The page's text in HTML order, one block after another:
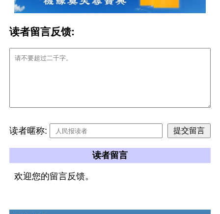
读者留言反馈:
读者暱称:
读者留言
欢迎您的留言反馈。